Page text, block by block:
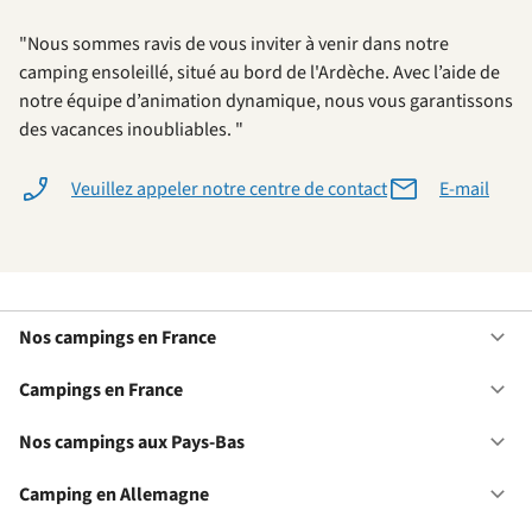
"Nous sommes ravis de vous inviter à venir dans notre
camping ensoleillé, situé au bord de l'Ardèche. Avec l’aide de
notre équipe d’animation dynamique, nous vous garantissons
des vacances inoubliables. "
Veuillez appeler notre centre de contact E-mail
Nos campings en France
Campings en France
Nos campings aux Pays-Bas
Camping en Allemagne